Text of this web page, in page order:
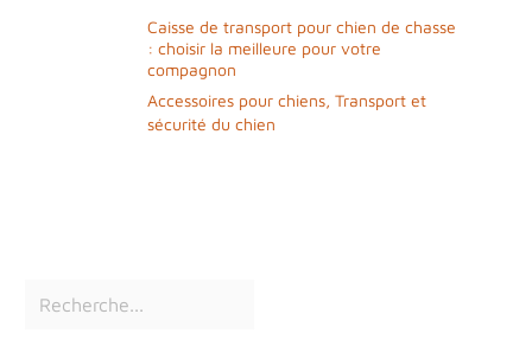
Caisse de transport pour chien de chasse
: choisir la meilleure pour votre
compagnon
Accessoires pour chiens, Transport et
sécurité du chien